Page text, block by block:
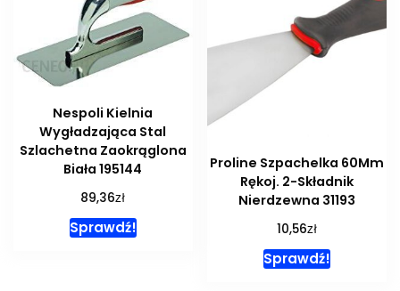
Nespoli Kielnia
Wygładzająca Stal
Szlachetna Zaokrąglona
Biała 195144
89,36zł
Sprawdź!
Proline Szpachelka 60Mm
Rękoj. 2-Składnik
Nierdzewna 31193
10,56zł
Sprawdź!